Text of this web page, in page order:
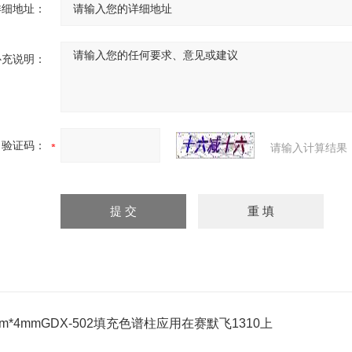
地址：
说明：
验证码： 请输入计算结果
502填充色谱柱应用在赛默飞1310上